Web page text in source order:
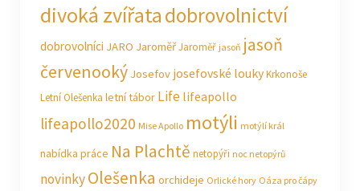
divoká zvířatadobrovolnictví
dobrovolníci JARO JaroměřJaroměř jasoň jasoň
červenooký Josefov josefovské loukyKrkonoše
Letní Olešenka letní tábor Life lifeapollo
lifeapollo2020 Mise Apollo motýli motýlí král
nabídka práce Na Plachtě netopýři noc netopýrů
novinkyOlešenka orchideje Orlické hory Oáza pro čápy